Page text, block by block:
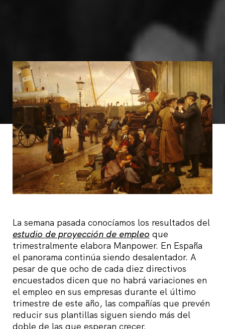
La semana pasada conocíamos los resultados del
estudio de proyección de empleo que
trimestralmente elabora Manpower. En España
el panorama continúa siendo desalentador. A
pesar de que ocho de cada diez directivos
encuestados dicen que no habrá variaciones en
el empleo en sus empresas durante el último
trimestre de este año, las compañías que prevén
reducir sus plantillas siguen siendo más del
doble de las que esperan crecer.